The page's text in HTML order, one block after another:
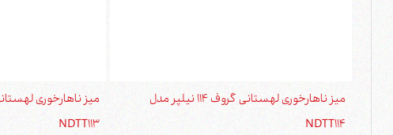
میز ناهارخوری لهستانی گروف 114 نیلپر مدل
NDTT114
NDTT113